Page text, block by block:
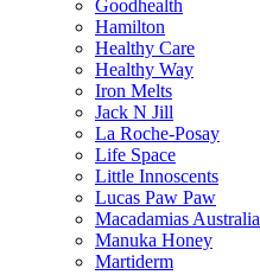
Goodhealth
Hamilton
Healthy Care
Healthy Way
Iron Melts
Jack N Jill
La Roche-Posay
Life Space
Little Innoscents
Lucas Paw Paw
Macadamias Australia
Manuka Honey
Martiderm